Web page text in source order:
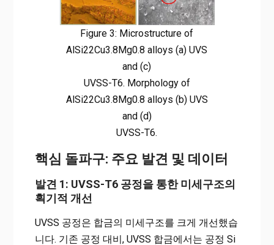
Figure 3: Microstructure of
AlSi22Cu3.8Mg0.8 alloys (a) UVS
and (c)
UVSS-T6. Morphology of
AlSi22Cu3.8Mg0.8 alloys (b) UVS
and (d)
UVSS-T6.
핵심 돌파구: 주요 발견 및 데이터
발견 1: UVSS-T6 공정을 통한 미세구조의
획기적 개선
UVSS 공정은 합금의 미세구조를 크게 개선했습
니다. 기존 공정 대비, UVSS 합금에서는 공정 Si